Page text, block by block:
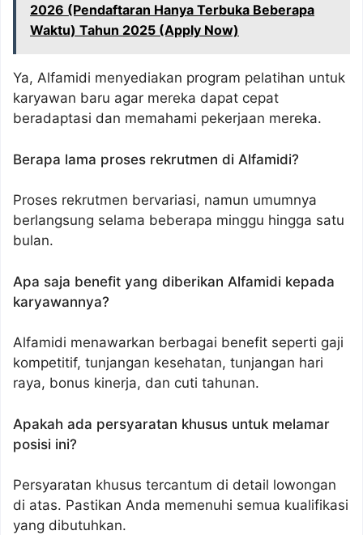
2026 (Pendaftaran Hanya Terbuka Beberapa
Waktu) Tahun 2025 (Apply Now)
Ya, Alfamidi menyediakan program pelatihan untuk
karyawan baru agar mereka dapat cepat
beradaptasi dan memahami pekerjaan mereka.
Berapa lama proses rekrutmen di Alfamidi?
Proses rekrutmen bervariasi, namun umumnya
berlangsung selama beberapa minggu hingga satu
bulan.
Apa saja benefit yang diberikan Alfamidi kepada
karyawannya?
Alfamidi menawarkan berbagai benefit seperti gaji
kompetitif, tunjangan kesehatan, tunjangan hari
raya, bonus kinerja, dan cuti tahunan.
Apakah ada persyaratan khusus untuk melamar
posisi ini?
Persyaratan khusus tercantum di detail lowongan
di atas. Pastikan Anda memenuhi semua kualifikasi
yang dibutuhkan.